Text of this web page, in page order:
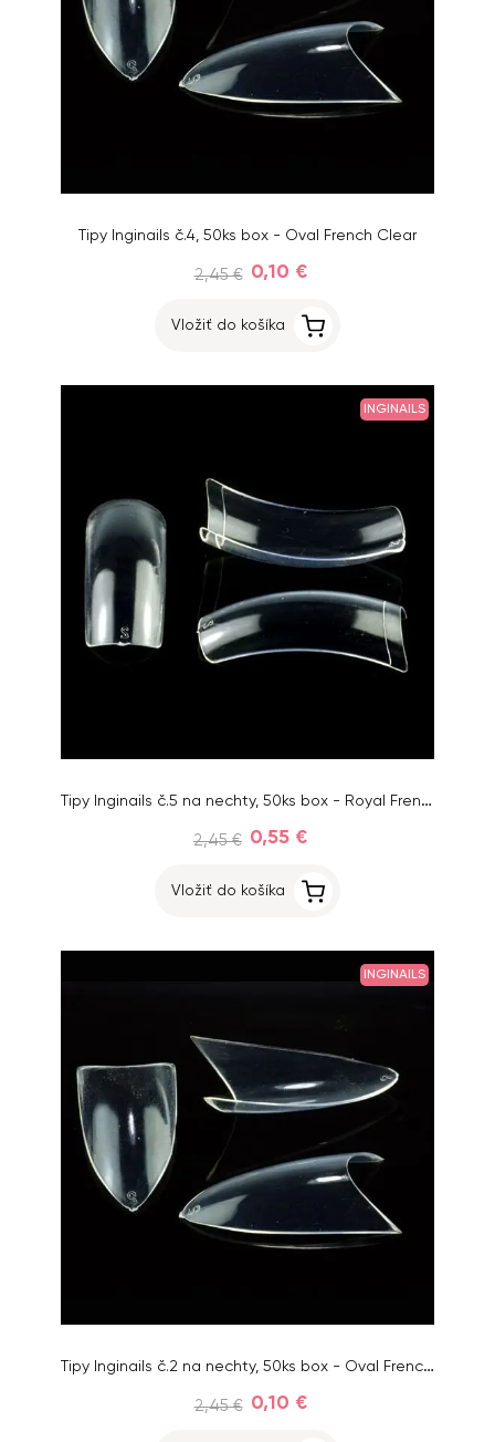
Tipy Inginails č.4, 50ks box - Oval French Clear
2,45 € 0,10 €
Vložiť do košíka
INGINAILS
Tipy Inginails č.5 na nechty, 50ks box - Royal French Clear
2,45 € 0,55 €
Vložiť do košíka
INGINAILS
Tipy Inginails č.2 na nechty, 50ks box - Oval French Clear
2,45 € 0,10 €